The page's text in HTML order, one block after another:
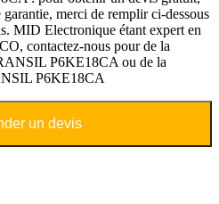
merci de remplir ci-dessous
MID Electronique étant expert en
contactez-nous pour de la
P6KE18CA ou de la
P6KE18CA
un devis